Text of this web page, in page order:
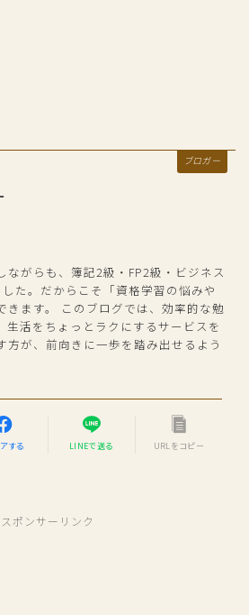
ブロガー
ながらも、簿記2級・FP2級・ビジネス
た。だからこそ「資格学習の悩みや
きます。 このブログでは、効率的な勉
生活をちょっとラクにするサービスを
方が、前向きに一歩を踏み出せるよう
する LINEで送る URLをコピー
スポンサーリンク